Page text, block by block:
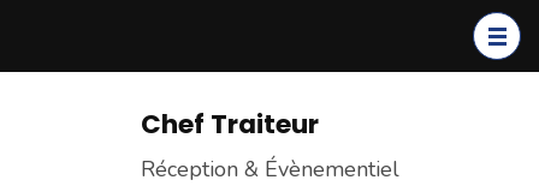
Chef Traiteur
Réception & Évènementiel